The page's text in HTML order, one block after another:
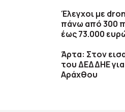
Έλεγχοι με
πάνω από 300
έως 73.000
Άρτα: Στον
του ΔΕΔΔΗΕ
Αράχθου